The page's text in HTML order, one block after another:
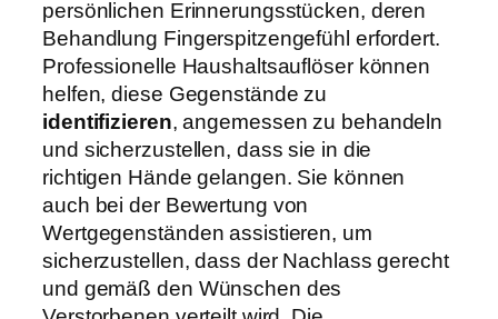
persönlichen Erinnerungsstücken, deren
Behandlung Fingerspitzengefühl erfordert.
Professionelle Haushaltsauflöser können
helfen, diese Gegenstände zu
identifizieren, angemessen zu behandeln
und sicherzustellen, dass sie in die
richtigen Hände gelangen. Sie können
auch bei der Bewertung von
Wertgegenständen assistieren, um
sicherzustellen, dass der Nachlass gerecht
und gemäß den Wünschen des